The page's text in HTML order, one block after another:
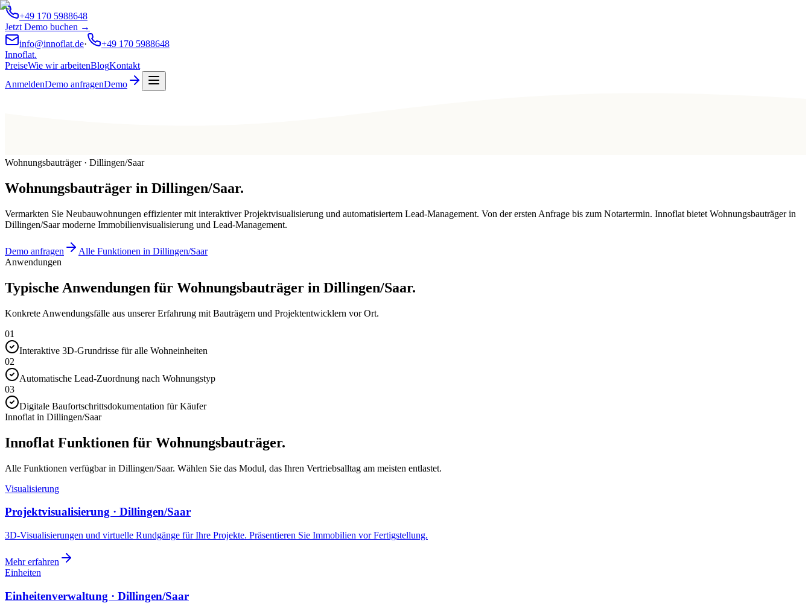
+49 170 5988648
Jetzt Demo buchen →
info@innoflat.de·
+49 170 5988648
Innoflat.
PreiseWie wir arbeitenBlogKontakt
AnmeldenDemo anfragenDemo
Wohnungsbauträger · Dillingen/Saar
Wohnungsbauträger in Dillingen/Saar.
Vermarkten Sie Neubauwohnungen effizienter mit interaktiver Projektvisualisierung und automatisiertem Lead-Management. Von der ersten Anfrage bis zum Notartermin. Innoflat bietet Wohnungsbauträger in
Dillingen/Saar moderne Immobilienvisualisierung und Lead-Management.
Demo anfragen
Alle Funktionen in Dillingen/Saar
Anwendungen
Typische Anwendungen für Wohnungsbauträger in Dillingen/Saar.
Konkrete Anwendungsfälle aus unserer Erfahrung mit Bauträgern und Projektentwicklern vor Ort.
01
Interaktive 3D-Grundrisse für alle Wohneinheiten
02
Automatische Lead-Zuordnung nach Wohnungstyp
03
Digitale Baufortschrittsdokumentation für Käufer
Innoflat in Dillingen/Saar
Innoflat Funktionen für Wohnungsbauträger.
Alle Funktionen verfügbar in Dillingen/Saar. Wählen Sie das Modul, das Ihren Vertriebsalltag am meisten entlastet.
Visualisierung
Projektvisualisierung · Dillingen/Saar
3D-Visualisierungen und virtuelle Rundgänge für Ihre Projekte. Präsentieren Sie Immobilien vor Fertigstellung.
Mehr erfahren
Einheiten
Einheitenverwaltung · Dillingen/Saar